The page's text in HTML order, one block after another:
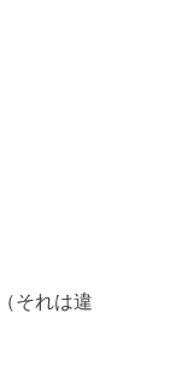
それは違